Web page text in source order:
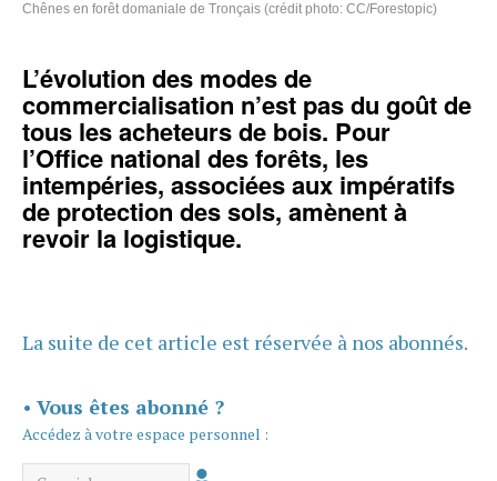
Chênes en forêt domaniale de Tronçais (crédit photo: CC/Forestopic)
L’évolution des modes de
commercialisation n’est pas du goût de
tous les acheteurs de bois. Pour
l’Office national des forêts, les
intempéries, associées aux impératifs
de protection des sols, amènent à
revoir la logistique.
La suite de cet article est réservée à nos abonnés.
• Vous êtes abonné ?
Accédez à votre espace personnel :